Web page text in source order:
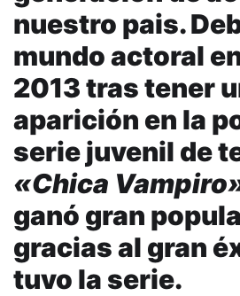
nuestro pais.
mundo actoral
2013 tras tener
aparición en la
serie juvenil de
«Chica
ganó gran
gracias al gran
tuvo la serie.